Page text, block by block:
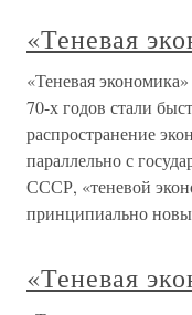
«Теневая
«Теневая
70-х годов стали
распространение
параллельно с
СССР, «теневой
принципиально
«Теневая